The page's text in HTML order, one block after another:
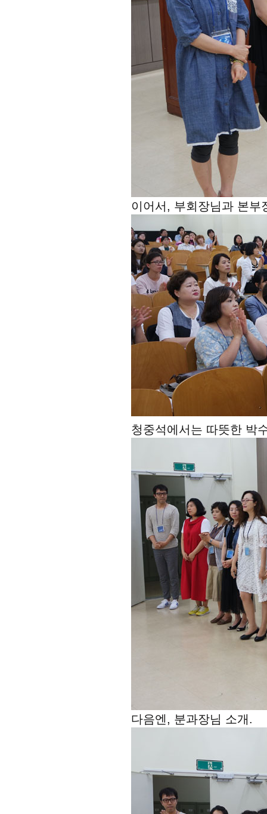
이어서, 부회장님과 본
청중석에서는 따뜻한 박
다음엔, 분과장님 소개.